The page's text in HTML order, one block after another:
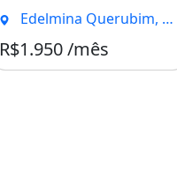
Edelmina Querubim, Nova Mutum - MT
R$1.950 /mês